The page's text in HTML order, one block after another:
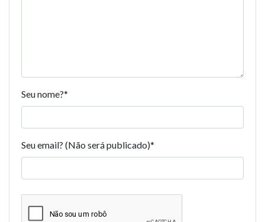
Seu nome?*
Seu email? (Não será publicado)*